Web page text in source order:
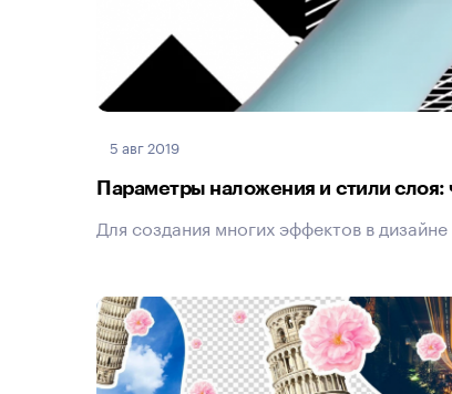
5 авг 2019
Параметры наложения и стили слоя:
Для создания многих эффектов в